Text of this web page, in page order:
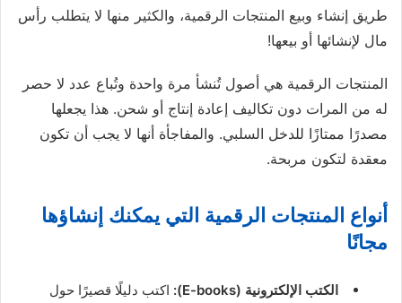
طريق إنشاء وبيع المنتجات الرقمية، والكثير منها لا يتطلب رأس
مال لإنشائها أو بيعها!
المنتجات الرقمية هي أصول تُنشأ مرة واحدة وتُباع عدد لا حصر
له من المرات دون تكاليف إعادة إنتاج أو شحن. هذا يجعلها
مصدرًا ممتازًا للدخل السلبي. والمفاجأة أنها لا يجب أن تكون
معقدة لتكون مربحة.
أنواع المنتجات الرقمية التي يمكنك إنشاؤها
مجانًا
الكتب الإلكترونية (E-books):
اكتب دليلًا قصيرًا حول